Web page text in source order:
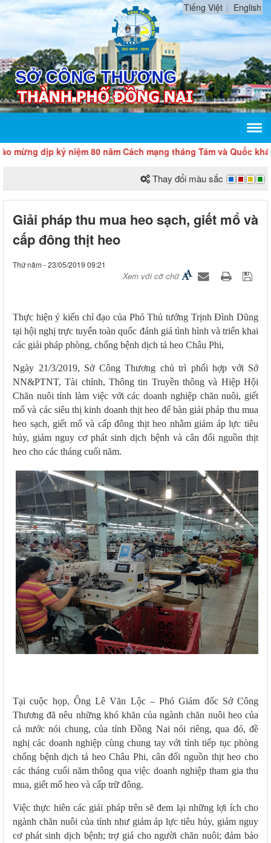
Tiếng Việt English
dịp kỷ niệm 80 năm Cách mạng tháng Tám và Quốc khánh 2/9
Thay đổi màu sắc
Giải pháp thu mua heo sạch, giết mổ và
cấp đông thịt heo
Thứ năm - 23/05/2019 09:21
Xem với cỡ chữ
Thực hiện ý kiến chỉ đạo của Phó Thủ tướng Trịnh Đình Dũng
tại hội nghị trực tuyến toàn quốc đánh giá tình hình và triển khai
các giải pháp phòng, chống bệnh dịch tả heo Châu Phi,
Ngày 21/3/2019, Sở Công Thương chủ trì phối hợp với Sở
NN&PTNT, Tài chính, Thông tin Truyền thông và Hiệp Hội
Chăn nuôi tỉnh làm việc với các doanh nghiệp chăn nuôi, giết
mổ và các siêu thị kinh doanh thịt heo để bàn giải pháp thu mua
heo sạch, giết mổ và cấp đông thịt heo nhằm giảm áp lực tiêu
hủy, giảm nguy cơ phát sinh dịch bệnh và cân đối nguồn thịt
heo cho các tháng cuối năm.
Tại cuộc họp, Ông Lê Văn Lộc – Phó Giám đốc Sở Công
Thương đã nêu những khó khăn của ngành chăn nuôi heo của
cả nước nói chung, của tỉnh Đồng Nai nói riêng, qua đó, đề
nghị các doanh nghiệp cùng chung tay với tỉnh tiếp tục phòng
chống bệnh dịch tả heo Châu Phi, cân đối nguồn thịt heo cho
các tháng cuối năm thông qua việc doanh nghiệp tham gia thu
mua, giết mổ heo và cấp trữ đông.
Việc thực hiên các giải pháp trên sẽ đem lại những lợi ích cho
ngành chăn nuôi của tỉnh như giảm áp lực tiêu hủy, giảm nguy
cơ phát sinh dịch bệnh; trợ giá cho người chăn nuôi; đảm bảo